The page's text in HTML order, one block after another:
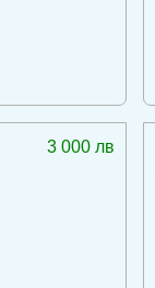
3 000 лв